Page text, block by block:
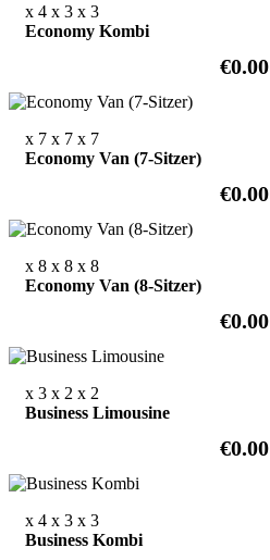
x 4 x 3 x 3
Economy Kombi
€0.00
x 7 x 7 x 7
Economy Van (7-Sitzer)
€0.00
x 8 x 8 x 8
Economy Van (8-Sitzer)
€0.00
x 3 x 2 x 2
Business Limousine
€0.00
x 4 x 3 x 3
Business Kombi